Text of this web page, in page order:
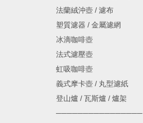
法蘭絨沖壺 / 濾布
塑質濾器 / 金屬濾網
冰滴咖啡壺
法式濾壓壺
虹吸咖啡壺
義式摩卡壺 / 丸型濾紙
登山爐 / 瓦斯爐 / 爐架
────────────────